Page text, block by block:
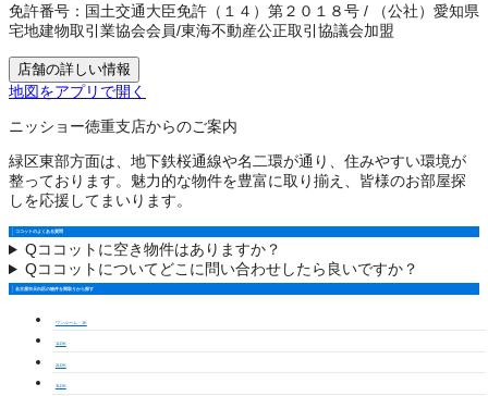
免許番号： 国土交通大臣免許（１４）第２０１８号 /
（公社）愛知県
宅地建物取引業協会会員/東海不動産公正取引協議会加盟
店舗の詳しい情報
地図をアプリで開く
ニッショー徳重支店からのご案内
緑区東部方面は、地下鉄桜通線や名二環が通り、住みやすい環境が
整っております。魅力的な物件を豊富に取り揃え、皆様のお部屋探
しを応援してまいります。
ココットのよくある質問
Qココットに空き物件はありますか？
Qココットについてどこに問い合わせしたら良いですか？
名古屋市天白区の物件を間取りから探す
ワンルーム・1K
1LDK
2LDK
3LDK